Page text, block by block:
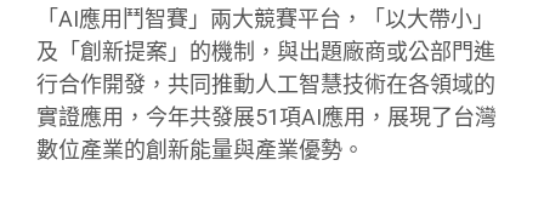
「AI應用鬥智賽」兩大競賽平台，「以大帶小」
及「創新提案」的機制，與出題廠商或公部門進
行合作開發，共同推動人工智慧技術在各領域的
實證應用，今年共發展51項AI應用，展現了台灣
數位產業的創新能量與產業優勢。